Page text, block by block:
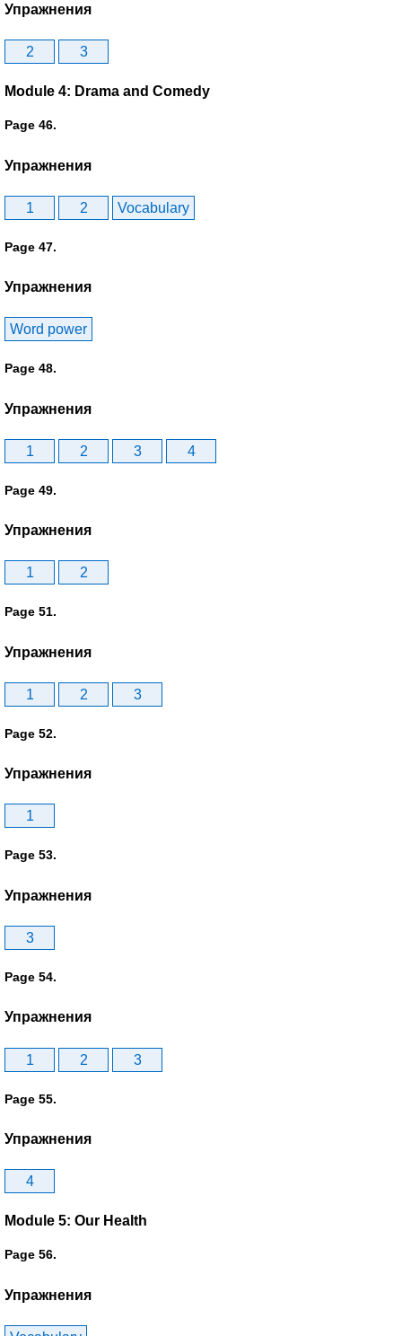
Упражнения
2 3
Module 4: Drama and Comedy
Page 46.
Упражнения
1 2 Vocabulary
Page 47.
Упражнения
Word power
Page 48.
Упражнения
1 2 3 4
Page 49.
Упражнения
1 2
Page 51.
Упражнения
1 2 3
Page 52.
Упражнения
1
Page 53.
Упражнения
3
Page 54.
Упражнения
1 2 3
Page 55.
Упражнения
4
Module 5: Our Health
Page 56.
Упражнения